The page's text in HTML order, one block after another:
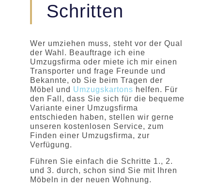
Schritten
Wer umziehen muss, steht vor der Qual
der Wahl. Beauftrage ich eine
Umzugsfirma oder miete ich mir einen
Transporter und frage Freunde und
Bekannte, ob Sie beim Tragen der
Möbel und Umzugskartons helfen. Für
den Fall, dass Sie sich für die bequeme
Variante einer Umzugsfirma
entschieden haben, stellen wir gerne
unseren kostenlosen Service, zum
Finden einer Umzugsfirma, zur
Verfügung.
Führen Sie einfach die Schritte 1., 2.
und 3. durch, schon sind Sie mit Ihren
Möbeln in der neuen Wohnung.